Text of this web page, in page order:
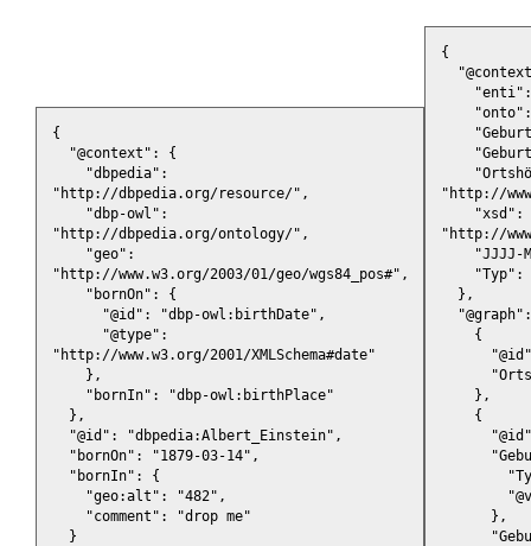
{
"@context" :
{
"dbpedia" :
"http://dbpedia.org/resource/" ,
"dbp-owl" :
"http://dbpedia.org/ontology/" ,
"geo" :
"http://www.w3.org/2003/01/geo/wgs84_pos#" ,
"bornOn" :
{
"@id" : "dbp-owl:birthDate" ,
"@type" :
"http://www.w3.org/2001/XMLSchema#date"
},
"bornIn" :
"dbp-owl:birthPlace"
},
"@id" : "dbpedia:Albert_Einstein" ,
"bornOn" : "1879-03-14" ,
"bornIn" :
{
"geo:alt" : "482" ,
"comment" :
"drop me"
}
{
"enti" :
"onto" :
"http://
"xsd" :
"http://
"JJJJ-
"Typ" :
},
"@graph" :
{
"@id"
},
{
"@id"
},